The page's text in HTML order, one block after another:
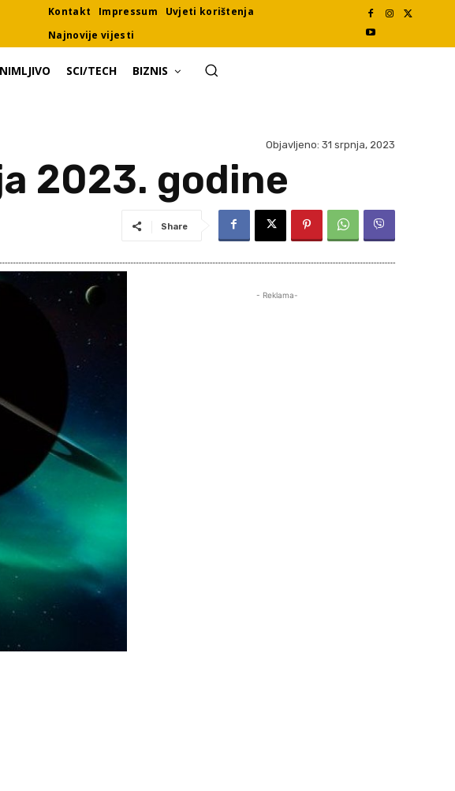
Kontakt Impressum
Uvjeti korištenja
Najnovije vijesti
SCI/TECH BIZNIS
Objavljeno: 31 srpnja, 2023
2023. godine
Share
- Reklama-